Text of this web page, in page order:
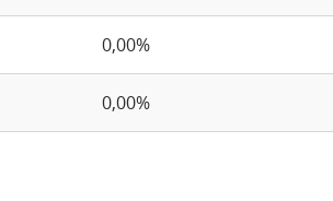
0,00%
0,00%